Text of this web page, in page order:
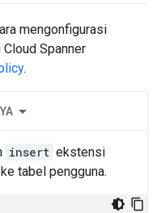
mengonfigurasi
Spanner
.
insert ekstensi
tabel pengguna.